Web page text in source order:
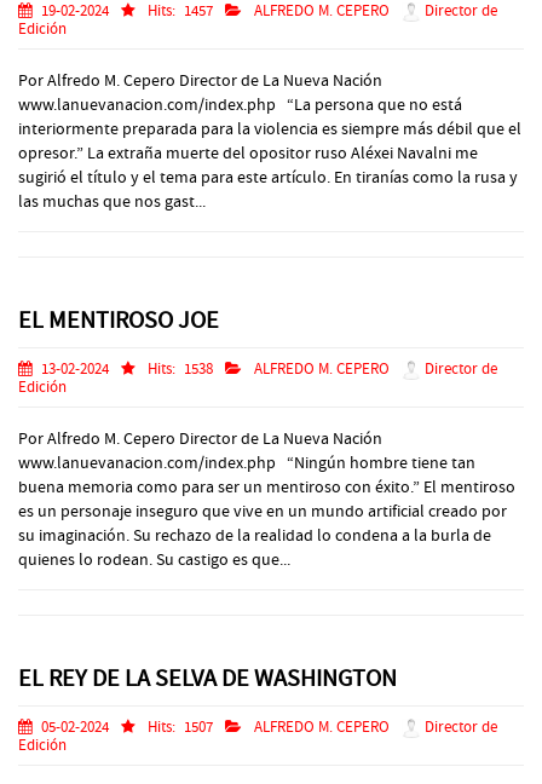
19-02-2024 Hits: 1457 ALFREDO M. CEPERO
Director de
Edición
Por Alfredo M. Cepero Director de La Nueva Nación
www.lanuevanacion.com/index.php “La persona que no está
interiormente preparada para la violencia es siempre más débil que el
opresor.” La extraña muerte del opositor ruso Aléxei Navalni me
sugirió el título y el tema para este artículo. En tiranías como la rusa y
las muchas que nos gast...
EL MENTIROSO JOE
13-02-2024 Hits: 1538 ALFREDO M. CEPERO
Director de
Edición
Por Alfredo M. Cepero Director de La Nueva Nación
www.lanuevanacion.com/index.php “Ningún hombre tiene tan
buena memoria como para ser un mentiroso con éxito.” El mentiroso
es un personaje inseguro que vive en un mundo artificial creado por
su imaginación. Su rechazo de la realidad lo condena a la burla de
quienes lo rodean. Su castigo es que...
EL REY DE LA SELVA DE WASHINGTON
05-02-2024 Hits: 1507 ALFREDO M. CEPERO
Director de
Edición